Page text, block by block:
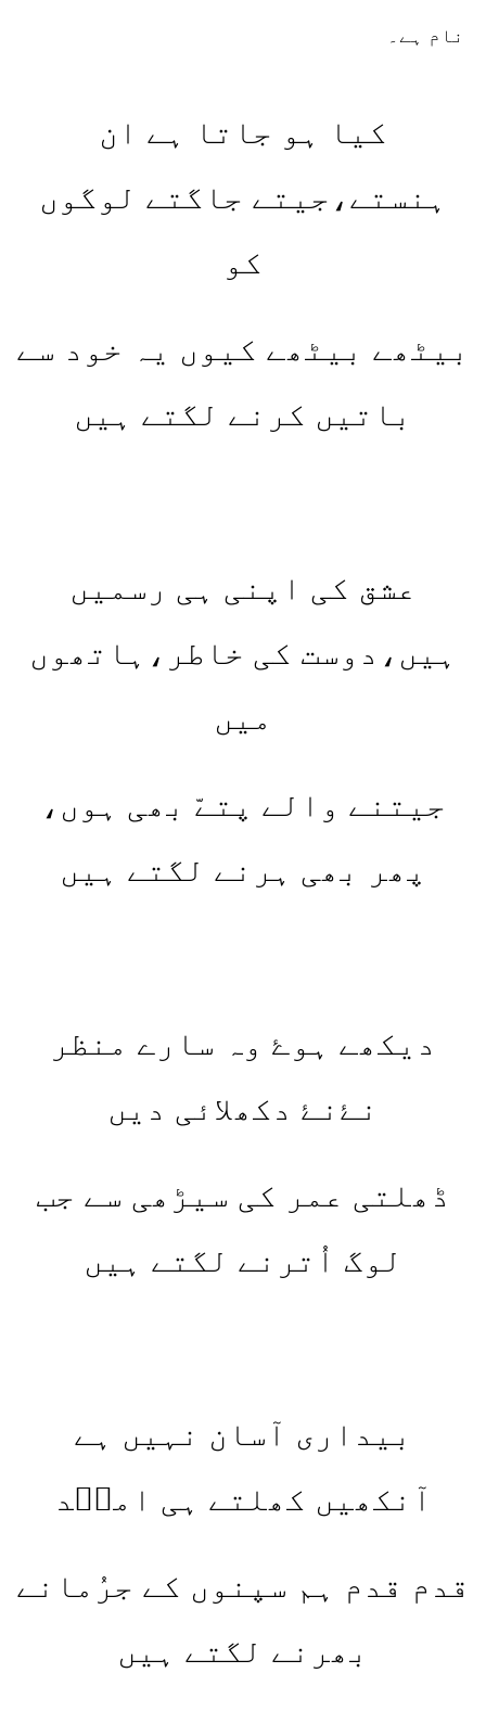
کیا ہو جاتا ہے ان
ہنستے،جیتے جاگتے لوگوں
کو
بیٹھے بیٹھے کیوں یہ خود سے
باتیں کرنے لگتے ہیں
عشق کی اپنی ہی رسمیں
ہیں،دوست کی خاطر،ہاتھوں
میں
جیتنے والے پتےّ بھی ہوں،
پھر بھی ہرنے لگتے ہیں
دیکھے ہوۓ وہ سارے منظر
نۓنۓ دکھلائی دیں
ڈھلتی عمر کی سیڑھی سے جب
لوگ اُترنے لگتے ہیں
بیداری آسان نہیں ہے
آنکھیں کھلتے ہی امجؔد
قدم قدم ہم سپنوں کے جرُمانے
بھرنے لگتے ہیں